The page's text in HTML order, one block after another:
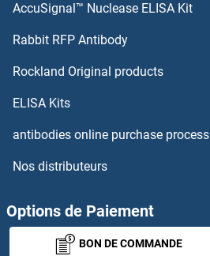
AccuSignal™ Nuclease ELISA Kit
Rabbit RFP Antibody
Rockland Original products
ELISA Kits
antibodies online purchase process
Nos distributeurs
Options de Paiement
BON DE COMMANDE